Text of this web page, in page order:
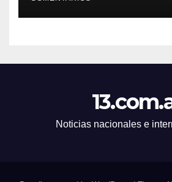
Noticias nacionales e